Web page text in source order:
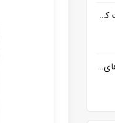
معرفی و بررسی گوشت کوب برقی بیسمارک مدل BM3315
مقایسه گوشت کوب های برقی بیسمارک مدل BM3315 و BM3316